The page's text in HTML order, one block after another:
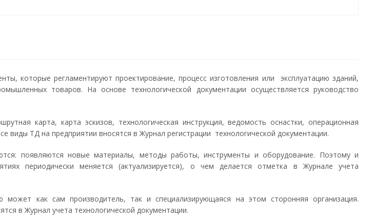
которые регламентируют проектирование, процесс изготовления или эксплуатацию зданий,
товаров. На основе технологической документации осуществляется руководство
карта, карта эскизов, технологическая инструкция, ведомость оснастки, операционная
виды ТД на предприятии вносятся в Журнал регистрации технологической документации.
появляются новые материалы, методы работы, инструменты и оборудование. Поэтому и
периодически меняется (актуализируется), о чем делается отметка в Журнале учета
может как сам производитель, так и специализирующаяся на этом сторонняя организация.
в Журнал учета технологической документации.